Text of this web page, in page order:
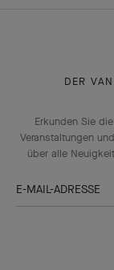
DER
Erkunden Sie
Veranstaltungen
über alle
E-MAIL-ADRESSE